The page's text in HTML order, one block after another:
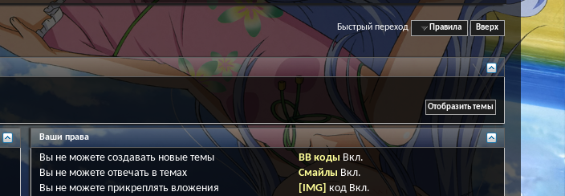
Быстрый переход Правила Вверх
Ваши права
Вы не можетесоздавать новые темы
Вы не можетеотвечать в темах
Вы не можетеприкреплять вложения
BB коды Вкл.
Смайлы Вкл.
[IMG] код Вкл.